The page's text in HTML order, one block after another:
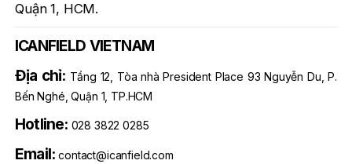
Quận 1, HCM.
ICANFIELD VIETNAM
Địa chỉ: Tầng 12, Tòa nhà President Place 93 Nguyễn Du, P.
Bến Nghé, Quận 1, TP.HCM
Hotline: 028 3822 0285
Email:contact@icanfield.com